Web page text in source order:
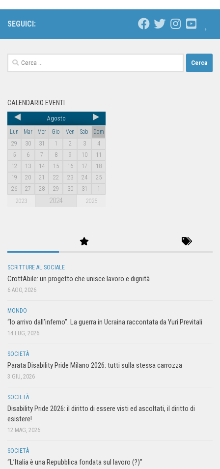
SEGUICI:
CALENDARIO EVENTI
Agosto
Lun Mar Mer Gio Ven Sab
Dom
29
30 31 1 2 3
4
5
6 7 8 9 10
11
12
13 14 15 16 17
18
19
20 21 22 23 24
25
26
27 28 29 30 31 1
2023 2024 2025
SCRITTURE AL SOCIALE
CrottAbile: un progetto che unisce lavoro e dignità
6 AGO, 2026
MONDO
“Io arrivo dall’inferno”. La guerra in Ucraina raccontata da Yuri Previtali
14 LUG, 2026
SOCIETÀ
Parata Disability Pride Milano 2026: tutti sulla stessa carrozza
3 GIU, 2026
SOCIETÀ
Disability Pride 2026: il diritto di essere visti ed ascoltati, il diritto di
esistere!
12 MAG, 2026
SOCIETÀ
“L’Italia è una Repubblica fondata sul lavoro (?)”